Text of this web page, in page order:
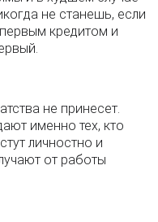
не станешь, если
кредитом и
не принесет.
именно тех, кто
личностно и
от работы